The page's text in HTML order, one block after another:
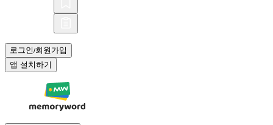
로그인/회원가입
앱 설치하기